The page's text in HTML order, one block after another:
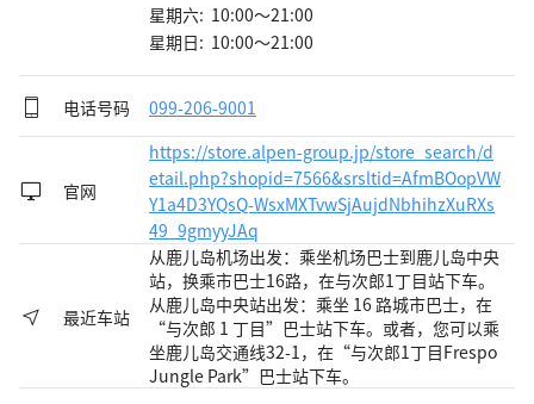
星期六: 10:00～21:00
星期日: 10:00～21:00
电话号码 099-206-9001
官网
https://store.alpen-group.jp/store_search/d
etail.php?shopid=7566&srsltid=AfmBOopVW
Y1a4D3YQsQ-WsxMXTvwSjAujdNbhihzXuRXs
49_9gmyyJAq
最近车站
从鹿儿岛机场出发：乘坐机场巴士到鹿儿岛中央
站，换乘市巴士16路，在与次郎1丁目站下车。
从鹿儿岛中央站出发：乘坐 16 路城市巴士，在
“与次郎 1 丁目”巴士站下车。或者，您可以乘
坐鹿儿岛交通线32-1，在“与次郎1丁目Frespo
Jungle Park”巴士站下车。